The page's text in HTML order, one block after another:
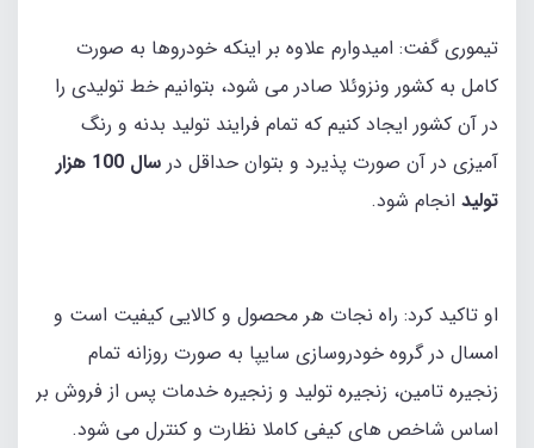
تیموری گفت: امیدوارم علاوه بر اینکه خودروها به صورت
کامل به کشور ونزوئلا صادر می شود، بتوانیم خط تولیدی را
در آن کشور ایجاد کنیم که تمام فرایند تولید بدنه و رنگ
آمیزی در آن صورت پذیرد و بتوان حداقل در
سال 100 هزار
تولید انجام شود.
او تاکید کرد: راه نجات هر محصول و کالایی کیفیت است و
امسال در گروه خودروسازی سایپا به صورت روزانه تمام
زنجیره تامین،‌ زنجیره تولید و زنجیره خدمات پس از فروش بر
اساس شاخص های کیفی کاملا نظارت و کنترل می شود.